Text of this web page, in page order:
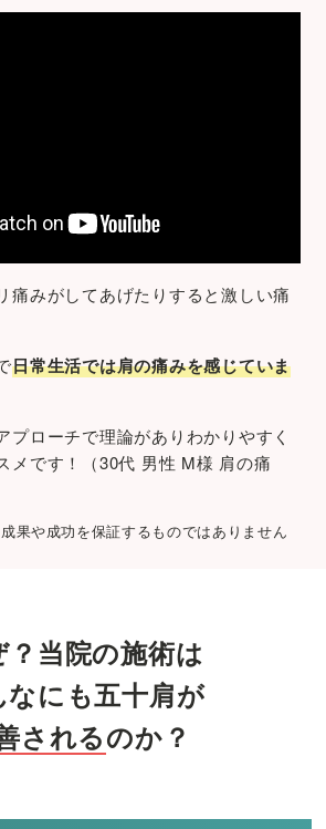
痛みがしてあげたりすると激しい痛
日常生活では肩の痛みを感じていま
プローチで理論がありわかりやすく
メです！（30代 男性 M様 肩の痛
果や成功を保証するものではありません
？当院の施術は
なにも五十肩が
されるのか？